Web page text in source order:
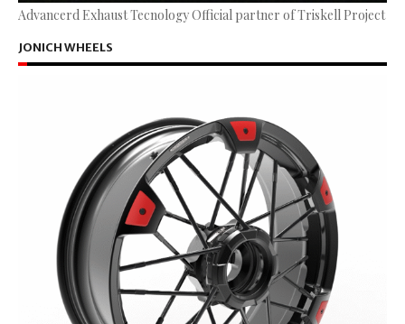
Advancerd Exhaust Tecnology Official partner of Triskell Project
JONICH WHEELS